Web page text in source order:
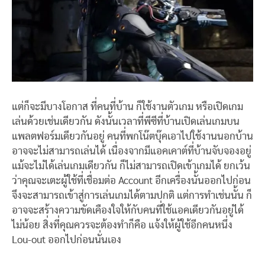
แต่ก็จะมีบางโอกาส ที่คนที่บ้าน ก็ใช้งานตัวเกม หรือเปิดเกม
เล่นด้วยเช่นเดียวกัน ดังนั้นเวลาที่พีซีที่บ้านเปิดเล่นเกมบน
แพลตฟอร์มเดียวกันอยู่ คนที่พกโน๊ตบุ๊คเอาไปใช้งานนอกบ้าน
อาจจะไม่สามารถเล่นได้ เนื่องจากมีแอคเคาต์ที่บ้านจับจองอยู่
แม้จะไม่ได้เล่นเกมเดียวกัน ก็ไม่สามารถเปิดเข้าเกมได้ ยกเว้น
ว่าคุณจะเตะผู้ใช้ที่เชื่อมต่อ Account อีกเครื่องนั้นออกไปก่อน
จึงจะสามารถเข้าสู่การเล่นเกมได้ตามปกติ แต่การทำเช่นนั้น ก็
อาจจะสร้างความขัดเคืองใจให้กับคนที่ใช้แอคเดียวกันอยู่ได้
ไม่น้อย สิ่งที่คุณควรจะต้องทำก็คือ แจ้งให้ผู้ใช้อีกคนหนึ่ง
Lou-out ออกไปก่อนนั่นเอง